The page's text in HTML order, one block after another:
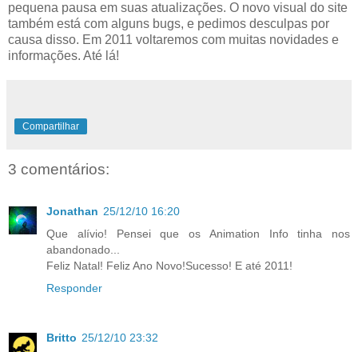
pequena pausa em suas atualizações. O novo visual do site
também está com alguns bugs, e pedimos desculpas por
causa disso. Em 2011 voltaremos com muitas novidades e
informações. Até lá!
Compartilhar
3 comentários:
Jonathan 25/12/10 16:20
Que alívio! Pensei que os Animation Info tinha nos
abandonado...
Feliz Natal! Feliz Ano Novo!Sucesso! E até 2011!
Responder
Britto 25/12/10 23:32